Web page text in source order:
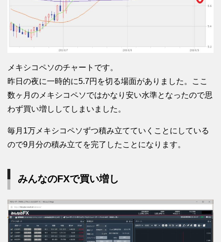
メキシコペソのチャートです。
昨日の夜に一時的に5.7円を切る場面がありました。ここ
数ヶ月のメキシコペソではかなり安い水準となったので思
わず買い増ししてしまいました。
毎月1万メキシコペソずつ積み立てていくことにしている
ので9月分の積み立てを完了したことになります。
みんなのFXで買い増し